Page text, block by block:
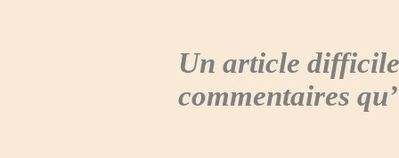
Un article
commentaires